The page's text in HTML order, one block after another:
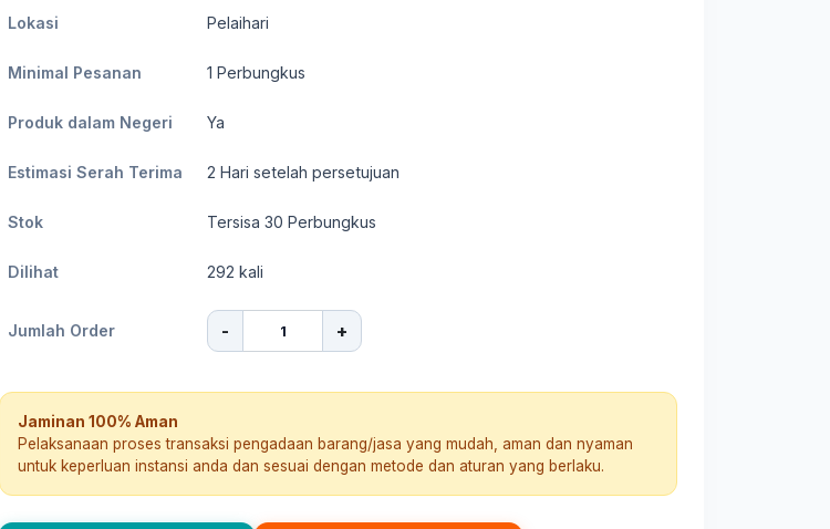
Lokasi Pelaihari
Minimal Pesanan 1 Perbungkus
Produk dalam Negeri Ya
Estimasi Serah Terima 2 Hari setelah persetujuan
Stok Tersisa 30 Perbungkus
Dilihat 292 kali
Jumlah Order - +
Jaminan 100% Aman
Pelaksanaan proses transaksi pengadaan barang/jasa yang mudah, aman dan nyaman
untuk keperluan instansi anda dan sesuai dengan metode dan aturan yang berlaku.